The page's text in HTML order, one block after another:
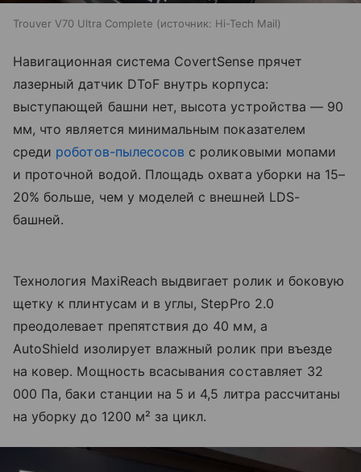
Trouver V70 Ultra Complete источник: Hi-Tech Mail
Навигационная система CovertSense прячет
лазерный датчик DToF внутрь корпуса:
выступающей башни нет, высота устройства — 90
мм, что является минимальным показателем
среди роботов-пылесосов с роликовыми мопами
и проточной водой. Площадь охвата уборки на 15–
20% больше, чем у моделей с внешней LDS-
башней.
Технология MaxiReach выдвигает ролик и боковую
щетку к плинтусам и в углы, StepPro 2.0
преодолевает препятствия до 40 мм, а
AutoShield изолирует влажный ролик при въезде
на ковер. Мощность всасывания составляет 32
000 Па, баки станции на 5 и 4,5 литра рассчитаны
на уборку до 1200 м² за цикл.